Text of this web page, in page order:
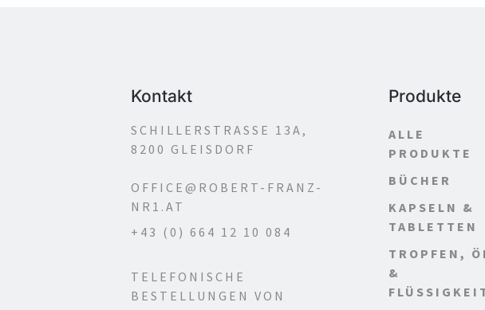
Kontakt
SCHILLERSTRASSE 13A,
8200 GLEISDORF
OFFICE@ROBERT-FRANZ-
NR1.AT
+43 (0) 664 12 10 084
TELEFONISCHE
BESTELLUNGEN VON
Produkte
ALLE
PRODUKTE
BÜCHER
KAPSELN &
TABLETTEN
TROPFEN,
&